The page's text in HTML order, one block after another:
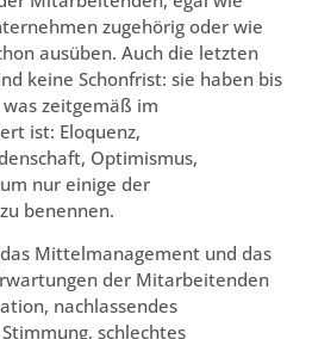
zugehörig oder wie
ausüben. Auch die letzten
keine Schonfrist: sie haben bis
zeitgemäß im
ist: Eloquenz,
Optimismus,
nur einige der
benennen.
Mittelmanagement und das
der Mitarbeitenden
nachlassendes
schlechtes